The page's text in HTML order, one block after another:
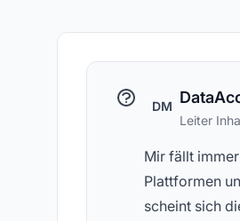
DM
Leiter
Mir fällt
Plattformen
scheint sich